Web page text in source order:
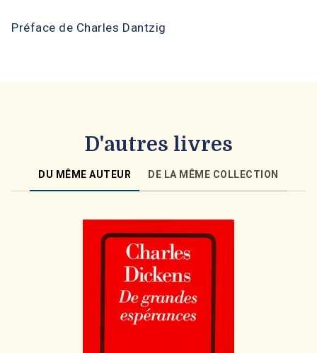
Préface de Charles Dantzig
D'autres livres
DU MÊME AUTEUR DE LA MÊME COLLECTION